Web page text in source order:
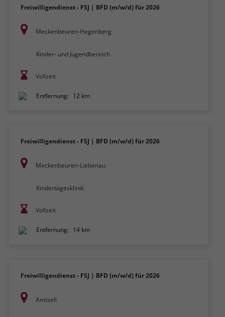
Freiwilligendienst - FSJ | BFD (m/w/d) für 2026
Meckenbeuren-Hegenberg
Kinder- und Jugendbereich
Vollzeit
Entfernung: 12 km
Freiwilligendienst - FSJ | BFD (m/w/d) für 2026
Meckenbeuren-Liebenau
Kindertagesklinik
Vollzeit
Entfernung: 14 km
Freiwilligendienst - FSJ | BFD (m/w/d) für 2026
Amtzell